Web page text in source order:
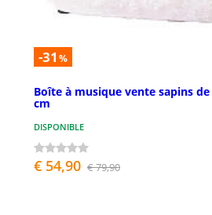
-31 %
Boîte à musique vente sapins
cm
DISPONIBLE
€ 54,90 € 79,90